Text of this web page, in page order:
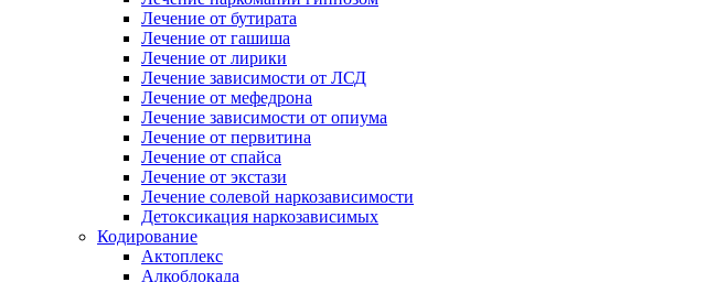
Лечение от бутирата
Лечение от гашиша
Лечение от лирики
Лечение зависимости от ЛСД
Лечение от мефедрона
Лечение зависимости от опиума
Лечение от первитина
Лечение от спайса
Лечение от экстази
Лечение солевой наркозависимости
Детоксикация наркозависимых
Кодирование
Актоплекс
Алкоблокада